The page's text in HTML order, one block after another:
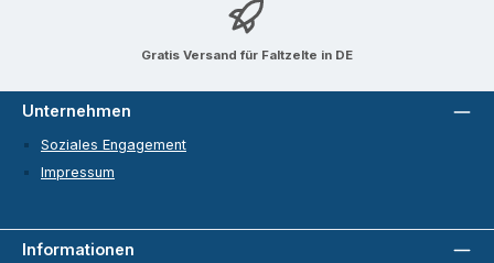
Gratis Versand für Faltzelte in DE
Unternehmen
Soziales Engagement
Impressum
Informationen